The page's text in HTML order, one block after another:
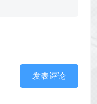
发表评论